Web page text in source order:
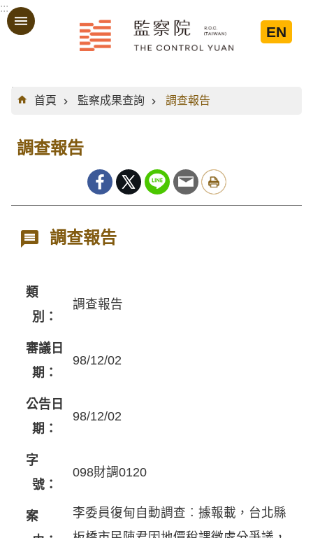
跳到主要內容區塊
:::
EN
:::
首頁
監察成果查詢 調查報告
調查報告
調查報告
類
別：
調查報告
審議日
期：
98/12/02
公告日
期：
98/12/02
字
號：
098財調0120
案
李委員復甸自動調查︰據報載，台北縣